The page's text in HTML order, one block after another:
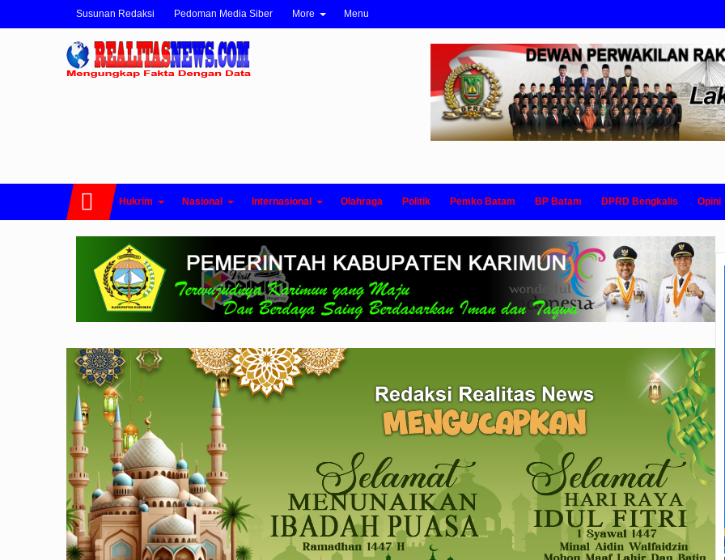
Susunan Redaksi Pedoman Media Siber More Menu
Hukrim Nasional Internasional Olahraga Politik Pemko Batam BP Batam DPRD Bengkalis Opini